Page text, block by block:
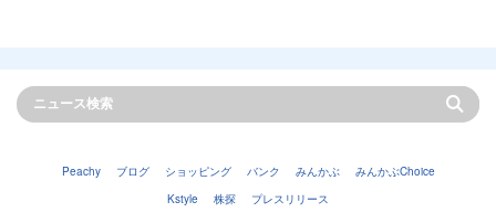
Peachy ブログ ショッピング バンク みんかぶ
みんかぶChoice
Kstyle
株探 プレスリリース